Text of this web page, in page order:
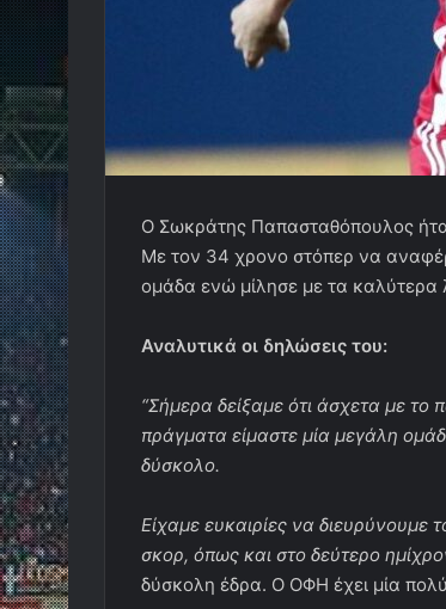
O Σωκράτης Παπασταθόπουλος
Με τον 34 χρονο στόπερ να
ομάδα ενώ μίλησε με τα καλύτερα
Αναλυτικά οι δηλώσεις του:
“Σήμερα δείξαμε ότι άσχετα με το
πράγματα είμαστε μία μεγάλη
δύσκολο.
Είχαμε ευκαιρίες να
σκορ, όπως και στο δεύτερο
δύσκολη έδρα. Ο ΟΦΗ έχει μία